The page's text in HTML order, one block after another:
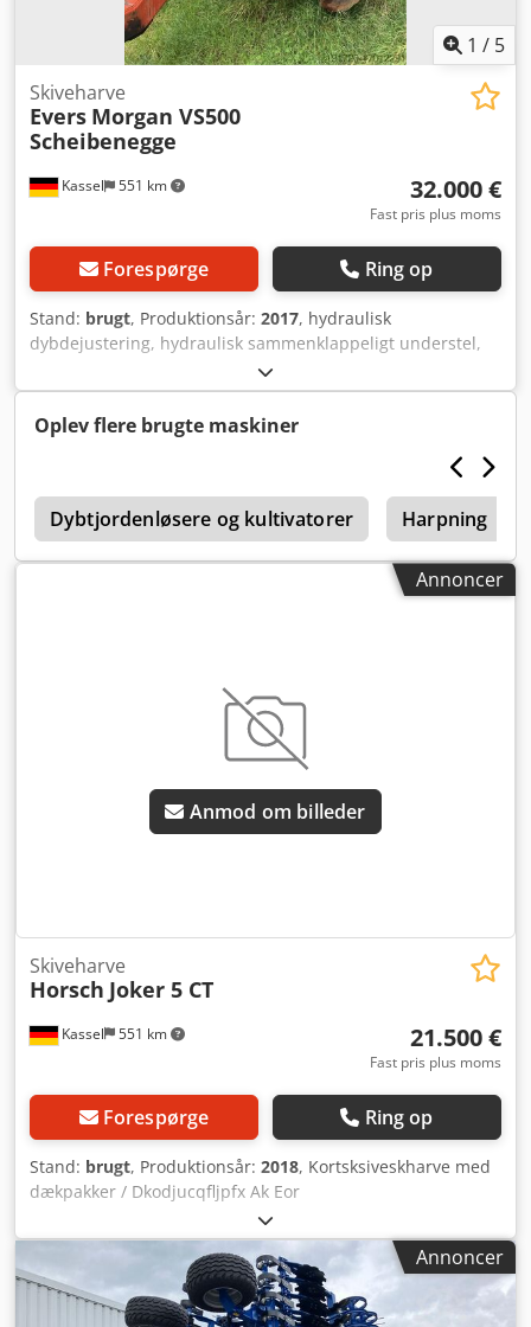
1 / 5
Kassel 551 km
Skiveharve
Evers Morgan VS500
Scheibenegge
32.000 €
Fast pris plus moms
Forespørge Ring op
Stand: brugt, Produktionsår: 2017, hydraulisk
dybdejustering, hydraulisk sammenklappeligt understel,
støttehjul, skivesektion kan justeres hydraulisk
Dsdpouigwdefx Ak Ejkr
Oplev flere brugte maskiner
Dybtjordenløsere og kultivatorer Harpning
Annoncer
Anmod om billeder
Kassel 551 km
Skiveharve
Horsch Joker 5 CT
21.500 €
Fast pris plus moms
Forespørge Ring op
Stand: brugt, Produktionsår: 2018, Kortsksiveskharve med
dækpakker / Dkodjucqfljpfx Ak Eor
Annoncer